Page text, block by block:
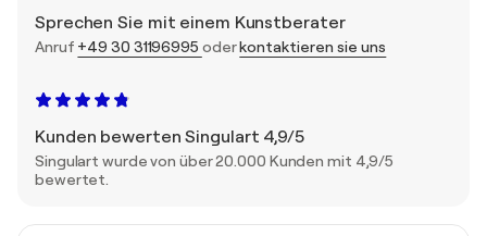
Sprechen Sie mit einem Kunstberater
Anruf +49 30 31196995 oderkontaktieren sie uns
Kunden bewerten Singulart 4,9/5
Singulart wurde von über 20.000 Kunden mit 4,9/5
bewertet.